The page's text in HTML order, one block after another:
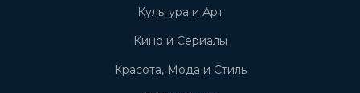
Культура и Арт
Кино и Сериалы
Красота, Мода и Стиль